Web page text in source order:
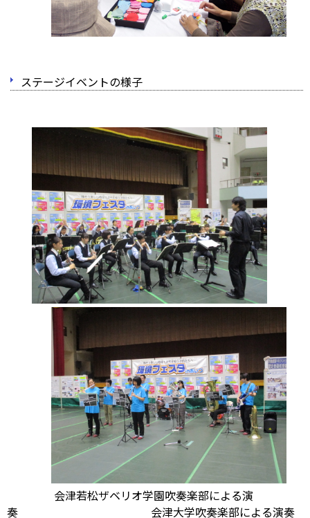
ステージイベントの様子
会津若松ザベリオ学園吹奏楽部による演
奏 会津大学吹奏楽部による演奏